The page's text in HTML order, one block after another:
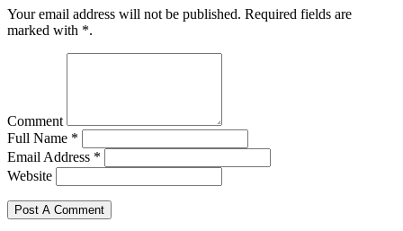
Your email address will not be published. Required fields are
marked with *.
Comment
Full Name *
Email Address *
Website